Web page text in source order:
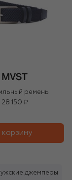
ремень
28 150 ₽
корзину
джемперы